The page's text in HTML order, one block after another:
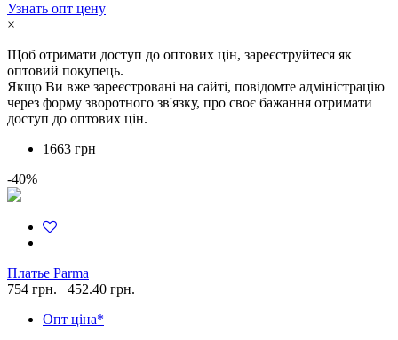
Узнать опт цену
×
Щоб отримати доступ до оптових цін, зареєструйтеся як
оптовий покупець.
Якщо Ви вже зареєстровані на сайті, повідомте адміністрацію
через форму зворотного зв'язку, про своє бажання отримати
доступ до оптових цін.
1663 грн
-40%
Платье Parma
754 грн.
452.40 грн.
Опт ціна*